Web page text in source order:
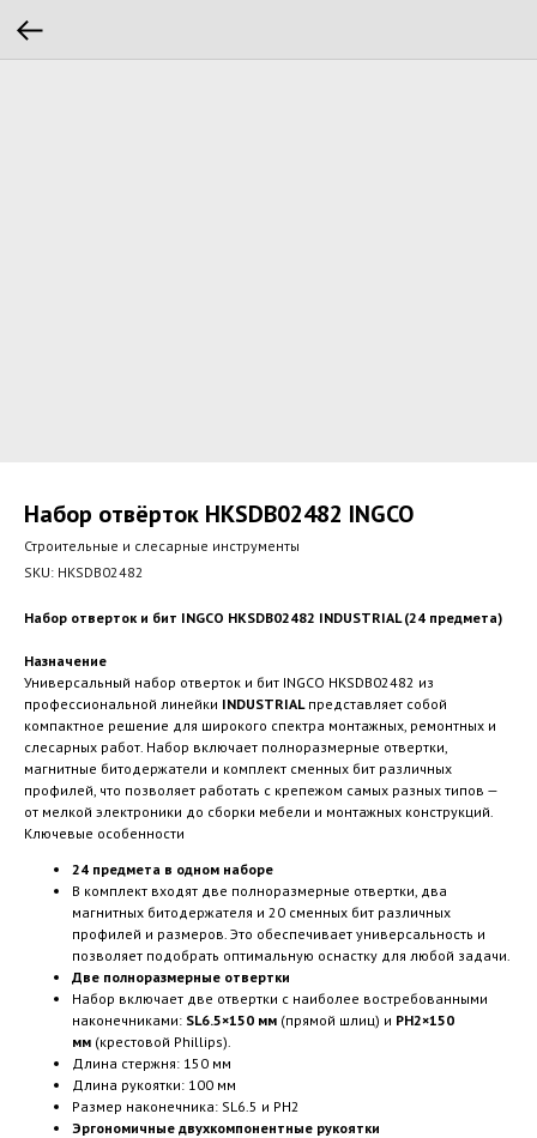
Набор отвёрток HKSDB02482 INGCO
Строительные и слесарные инструменты
SKU: HKSDB02482
Набор отверток и бит INGCO HKSDB02482 INDUSTRIAL (24 предмета)
Назначение
Универсальный набор отверток и бит INGCO HKSDB02482 из
профессиональной линейки INDUSTRIALпредставляет собой
компактное решение для широкого спектра монтажных, ремонтных и
слесарных работ. Набор включает полноразмерные отвертки,
магнитные битодержатели и комплект сменных бит различных
профилей, что позволяет работать с крепежом самых разных типов —
от мелкой электроники до сборки мебели и монтажных конструкций.
Ключевые особенности
24 предмета в одном наборе
В комплект входят две полноразмерные отвертки, два
магнитных битодержателя и 20 сменных бит различных
профилей и размеров. Это обеспечивает универсальность и
позволяет подобрать оптимальную оснастку для любой задачи.
Две полноразмерные отвертки
Набор включает две отвертки с наиболее востребованными
наконечниками: SL6.5×150 мм (прямой шлиц) и PH2×150
мм (крестовой Phillips).
Длина стержня: 150 мм
Длина рукоятки: 100 мм
Размер наконечника: SL6.5 и PH2
Эргономичные двухкомпонентные рукоятки